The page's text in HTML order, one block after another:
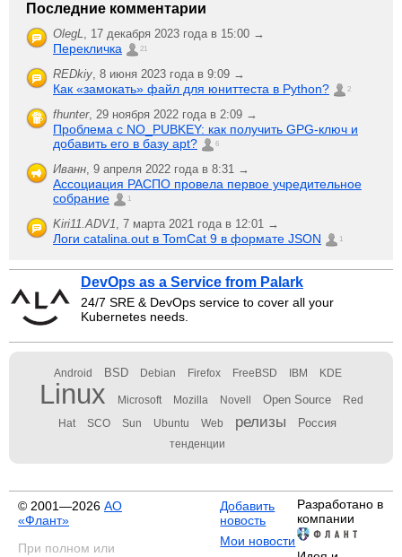
Последние комментарии
OlegL, 17 декабря 2023 года в 15:00 →
Перекличка 21
REDkiy, 8 июня 2023 года в 9:09 →
Как «замокать» файл для юниттеста в Python? 2
fhunter, 29 ноября 2022 года в 2:09 →
Проблема с NO_PUBKEY: как получить GPG-ключ и
добавить его в базу apt?
6
Иванн, 9 апреля 2022 года в 8:31 →
Ассоциация РАСПО провела первое учредительное
собрание
1
Kiri11.ADV1, 7 марта 2021 года в 12:01 →
Логи catalina.out в TomCat 9 в формате JSON 1
DevOps as a Service from Palark
24/7 SRE & DevOps service to cover all your
Kubernetes needs.
Android BSD Debian Firefox FreeBSD IBM KDE
Linux Microsoft Mozilla Novell Open Source Red
Hat SCO Sun Ubuntu Web релизы Россия
тенденции
© 2001—2026 АО
«Флант»
При полном или
Добавить
новость
Мои новости
Разработано в
компании